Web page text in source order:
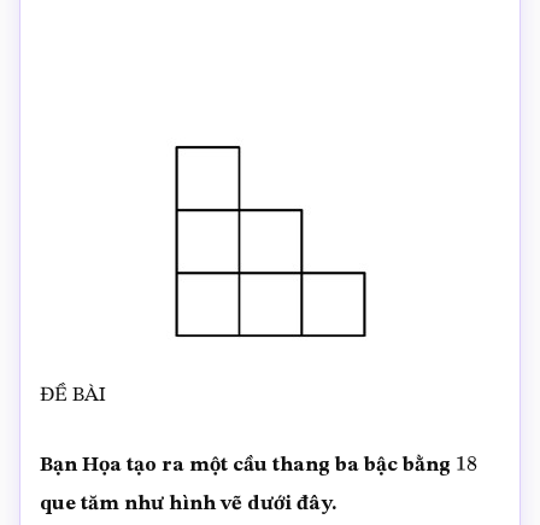
ĐỀ BÀI
Bạn Họa tạo ra một cầu thang ba bậc bằng 18
que tăm như hình vẽ dưới đây.